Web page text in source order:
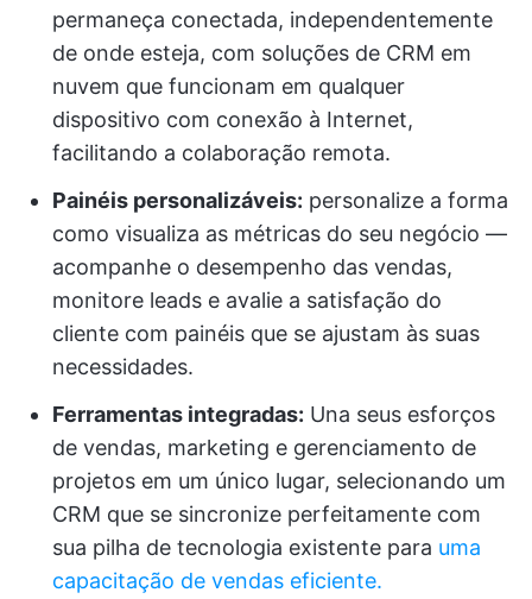
permaneça conectada, independentemente
de onde esteja, com soluções de CRM em
nuvem que funcionam em qualquer
dispositivo com conexão à Internet,
facilitando a colaboração remota.
Painéis personalizáveis: personalize a forma
como visualiza as métricas do seu negócio —
acompanhe o desempenho das vendas,
monitore leads e avalie a satisfação do
cliente com painéis que se ajustam às suas
necessidades.
Ferramentas integradas: Una seus esforços
de vendas, marketing e gerenciamento de
projetos em um único lugar, selecionando um
CRM que se sincronize perfeitamente com
sua pilha de tecnologia existente para uma
capacitação de vendas eficiente.